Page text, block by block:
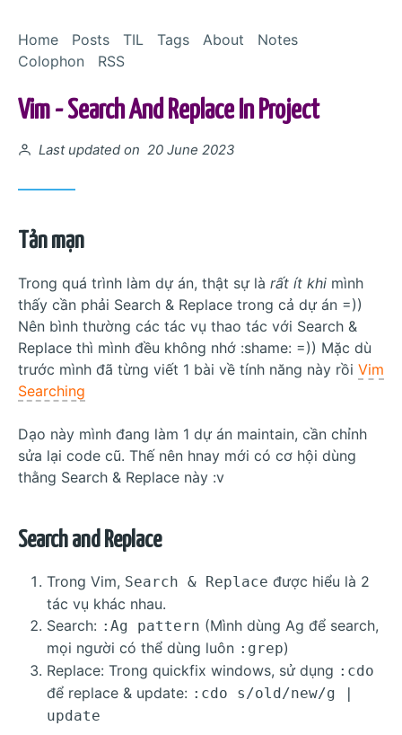
Home
Posts TIL Tags About
Notes
Colophon
RSS
Vim - Search And Replace In Project
Posted on
Last updated on 20 June 2023
Tản mạn
Trong quá trình làm dự án, thật sự là rất ít khi mình
thấy cần phải Search & Replace trong cả dự án =))
Nên bình thường các tác vụ thao tác với Search &
Replace thì mình đều không nhớ :shame: =)) Mặc dù
trước mình đã từng viết 1 bài về tính năng này rồi Vim
Searching
Dạo này mình đang làm 1 dự án maintain, cần chỉnh
sửa lại code cũ. Thế nên hnay mới có cơ hội dùng
thằng Search & Replace này :v
Search and Replace
Trong Vim, Search & Replace được hiểu là 2
tác vụ khác nhau.
Search: :Ag pattern (Mình dùng Ag để search,
mọi người có thể dùng luôn :grep)
Replace: Trong quickfix windows, sử dụng :cdo
để replace & update: :cdo s/old/new/g |
update